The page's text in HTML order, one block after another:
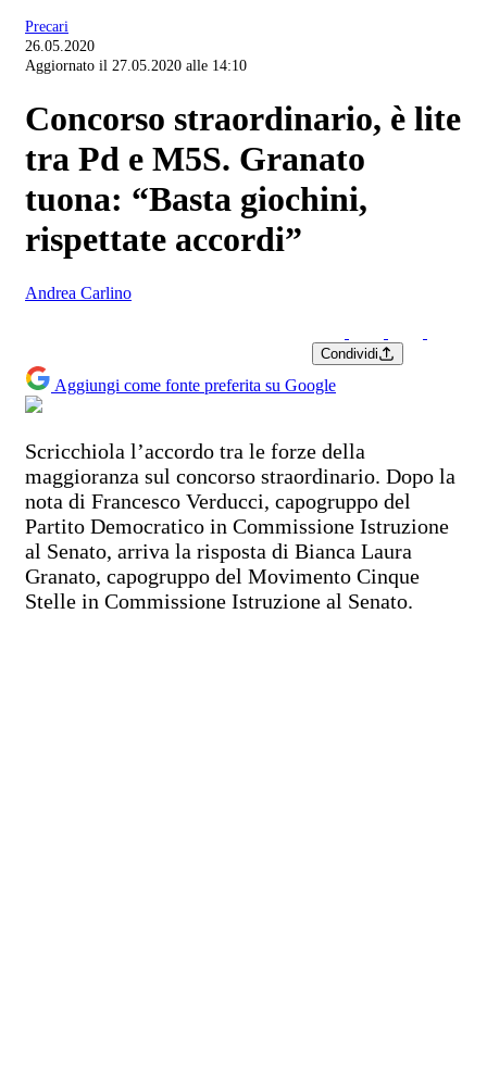
Precari
26.05.2020
Aggiornato il 27.05.2020 alle 14:10
Concorso straordinario, è lite
tra Pd e M5S. Granato
tuona: “Basta giochini,
rispettate accordi”
Andrea Carlino
Condividi
Aggiungi come fonte preferita su Google
Scricchiola l’accordo tra le forze della
maggioranza sul concorso straordinario. Dopo la
nota di Francesco Verducci, capogruppo del
Partito Democratico in Commissione Istruzione
al Senato, arriva la risposta di Bianca Laura
Granato, capogruppo del Movimento Cinque
Stelle in Commissione Istruzione al Senato.